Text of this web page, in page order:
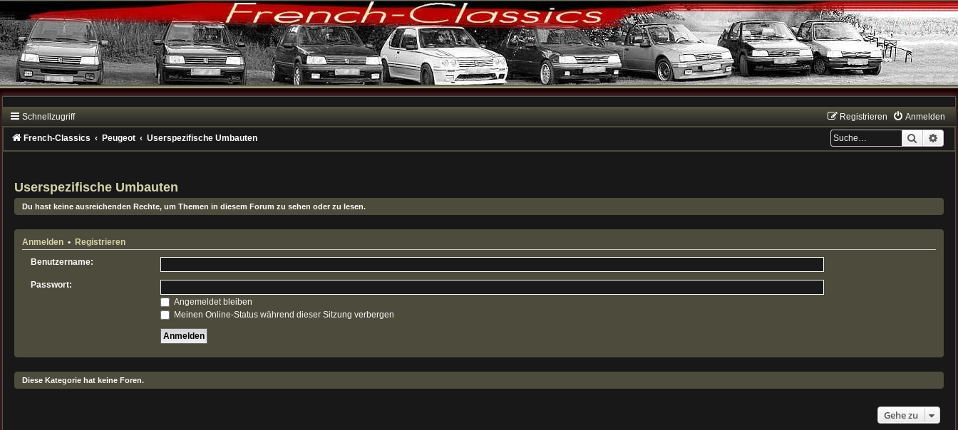
Schnellzugriff Anmelden
Registrieren
Suche
French-Classics Peugeot Userspezifische Umbauten
Userspezifische Umbauten
Du hast keine ausreichenden Rechte, um Themen in diesem Forum zu sehen oder zu lesen.
Anmelden • Registrieren
Benutzername:
Passwort:
Angemeldet bleiben
Meinen Online-Status während dieser Sitzung verbergen
Diese Kategorie hat keine Foren.
Gehe zu